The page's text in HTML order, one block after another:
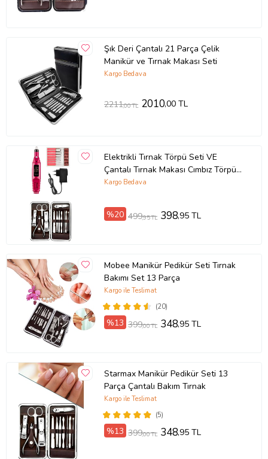
Şık Deri Çantalı 21 Parça Çelik
Manikür ve Tırnak Makası Seti
Kargo Bedava
2211,00 TL 2010,00 TL
Elektrikli Tırnak Törpü Seti VE
Çantalı Tırnak Makası Cımbız Törpü
12 Parça Manikür Pedikür Seti
Kargo Bedava
%20 499,95 TL 398,95 TL
Mobee Manikür Pedikür Seti Tırnak
Bakımı Set 13 Parça
(20)
Kargo ile Teslimat
%13 399,00 TL 348,95 TL
Starmax Manikür Pedikür Seti 13
Parça Çantalı Bakım Tırnak
(5)
Kargo ile Teslimat
%13 399,00 TL 348,95 TL